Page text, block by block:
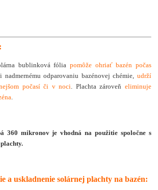
bublinková fólia pomôže ohriať bazén počas
nadmernému odparovaniu bazénovej chémie, udrží
počasí či v noci . Plachta zároveň eliminuje
360 mikronov je vhodná na použitie spoločne s
a uskladnenie solárnej plachty na bazén: